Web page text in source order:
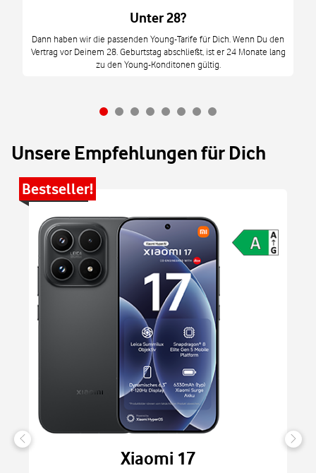
Unter 28?
Dann haben wir die passenden Young-Tarife für Dich. Wenn Du den
Vertrag vor Deinem 28. Geburtstag abschließt, ist er 24 Monate lang
zu den Young-Konditonen gültig.
Unsere Empfehlungen für Dich
Bestseller!
Xiaomi 17